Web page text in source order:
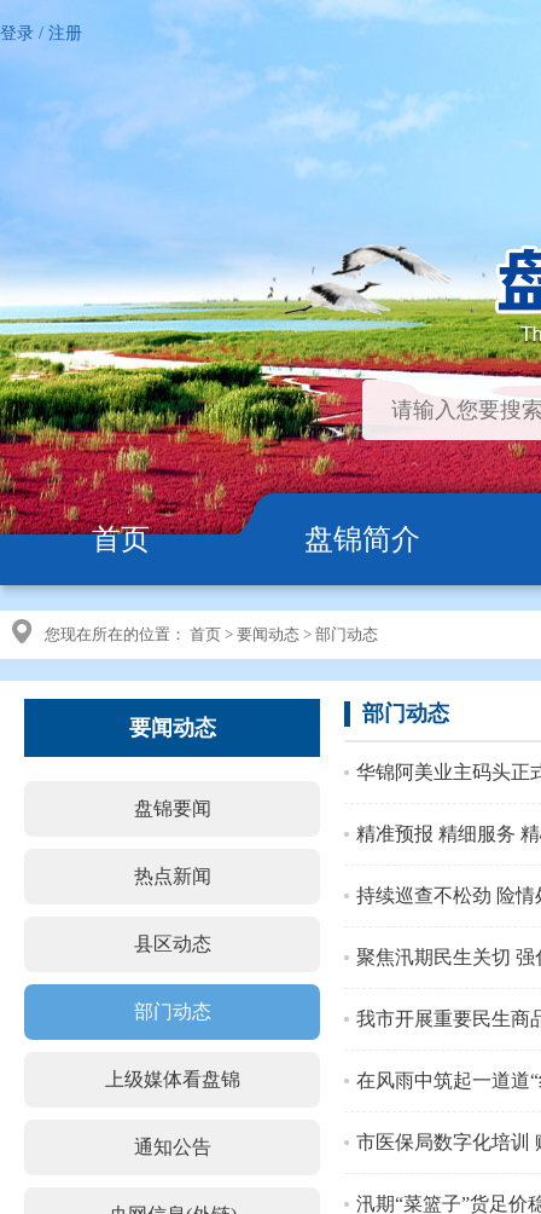
登录 / 注册
首页 盘锦简介
您现在所在的位置： 首页 > 要闻动态 > 部门动态
要闻动态
盘锦要闻
热点新闻
县区动态
部门动态
上级媒体看盘锦
通知公告
部门动态
华锦阿美业主码头正
精准预报 精细服务
持续巡查不松劲 险情
聚焦汛期民生关切
我市开展重要民生商
在风雨中筑起一道道
市医保局数字化培训
汛期“菜篮子”货足价